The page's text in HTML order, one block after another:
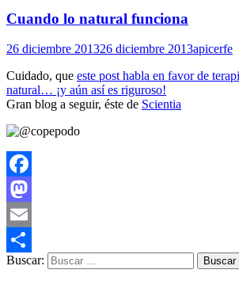
Cuando lo natural funciona
26 diciembre 201326 diciembre 2013apicerfe
Cuidado, que este post habla en favor de
natural… ¡y aún así es riguroso!
Gran blog a seguir, éste de Scientia
Facebook
Mastodon
Email
Compartir
Buscar: